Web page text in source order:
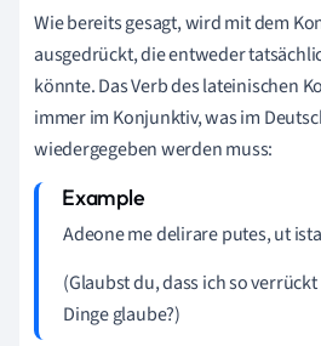
Wie bereits gesagt, wird mit dem
ausgedrückt, die entweder
könnte. Das Verb des lateinischen
immer im Konjunktiv, was im
wiedergegeben werden muss:
Adeone me delirare putes, ut
(Glaubst du, dass ich so
Dinge glaube?)